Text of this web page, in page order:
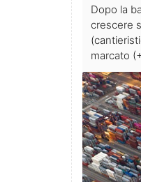
Dopo la
crescere
marcato